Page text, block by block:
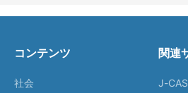
コンテンツ
社会
関連
J-